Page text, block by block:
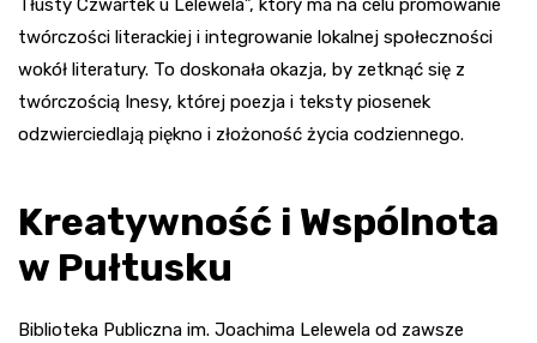
Tłusty Czwartek u Lelewela”, który ma na celu promowanie
twórczości literackiej i integrowanie lokalnej społeczności
wokół literatury. To doskonała okazja, by zetknąć się z
twórczością Inesy, której poezja i teksty piosenek
odzwierciedlają piękno i złożoność życia codziennego.
Kreatywność i Wspólnota
w Pułtusku
Biblioteka Publiczna im. Joachima Lelewela od zawsze